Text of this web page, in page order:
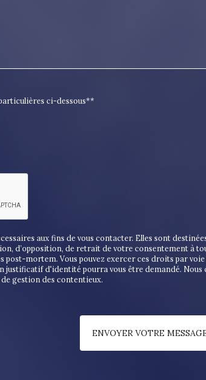
ci-dessous**
aux fins de vous contacter. Elles sont
d’opposition, de retrait de votre consentement à
post-mortem. Vous pouvez exercer ces droits par
justificatif d'identité pourra vous être demandé.
gestion des contentieux.
ENVOYER VOTRE